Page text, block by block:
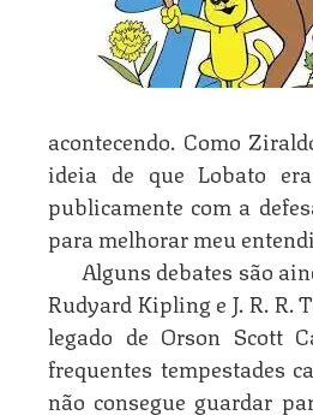
acontecendo. Como
ideia de que Lobato
publicamente com a
para melhorar meu
Alguns debates são
Rudyard Kipling e J. R. R.
legado de Orson Scott
frequentes tempestades
não consegue guardar